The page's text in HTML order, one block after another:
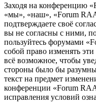
Заходя на конференцию
«мы», «наш», «Forum
подтверждаете своё
вы не согласны с ними,
пользуйтесь форумами
собой право изменять
всё возможное, чтобы
стороны было бы
текст на предмет
конференции «Forum
исправления условий